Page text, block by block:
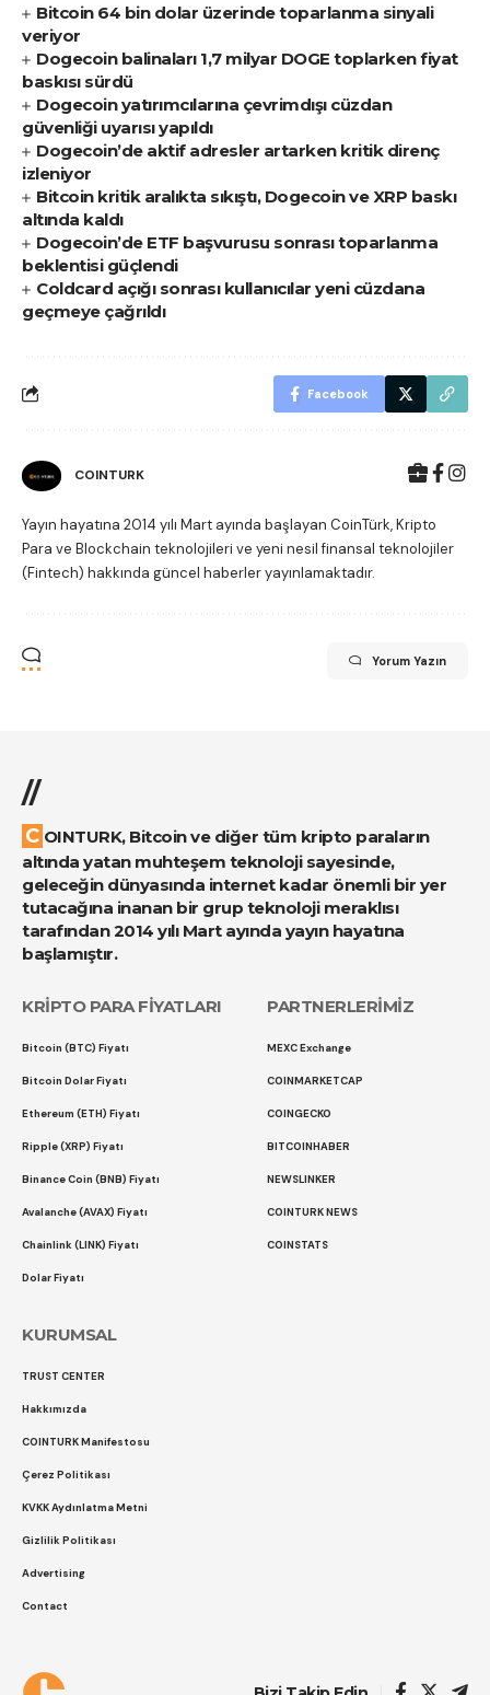
Bitcoin 64 bin dolar üzerinde toparlanma sinyali
veriyor
Dogecoin balinaları 1,7 milyar DOGE toplarken fiyat
baskısı sürdü
Dogecoin yatırımcılarına çevrimdışı cüzdan
güvenliği uyarısı yapıldı
Dogecoin’de aktif adresler artarken kritik direnç
izleniyor
Bitcoin kritik aralıkta sıkıştı, Dogecoin ve XRP baskı
altında kaldı
Dogecoin’de ETF başvurusu sonrası toparlanma
beklentisi güçlendi
Coldcard açığı sonrası kullanıcılar yeni cüzdana
geçmeye çağrıldı
Facebook
COINTURK
Yayın hayatına 2014 yılı Mart ayında başlayan CoinTürk, Kripto
Para ve Blockchain teknolojileri ve yeni nesil finansal teknolojiler
(Fintech) hakkında güncel haberler yayınlamaktadır.
Yorum Yazın
//
COINTURK, Bitcoin ve diğer tüm kripto paraların
altında yatan muhteşem teknoloji sayesinde,
geleceğin dünyasında internet kadar önemli bir yer
tutacağına inanan bir grup teknoloji meraklısı
tarafından 2014 yılı Mart ayında yayın hayatına
başlamıştır.
KRİPTO PARA FİYATLARI
Bitcoin (BTC) Fiyatı
Bitcoin Dolar Fiyatı
Ethereum (ETH) Fiyatı
Ripple (XRP) Fiyatı
Binance Coin (BNB) Fiyatı
Avalanche (AVAX) Fiyatı
Chainlink (LINK) Fiyatı
Dolar Fiyatı
PARTNERLERİMİZ
MEXC Exchange
COINMARKETCAP
COINGECKO
BITCOINHABER
NEWSLINKER
COINTURK NEWS
COINSTATS
KURUMSAL
TRUST CENTER
Hakkımızda
COINTURK Manifestosu
Çerez Politikası
KVKK Aydınlatma Metni
Gizlilik Politikası
Advertising
Contact
Çerez Politikası Gizlilik Politikası